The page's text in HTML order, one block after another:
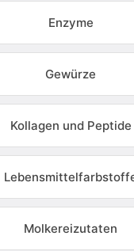
Enzyme
Gewürze
Kollagen und Peptide
Molkereizutaten